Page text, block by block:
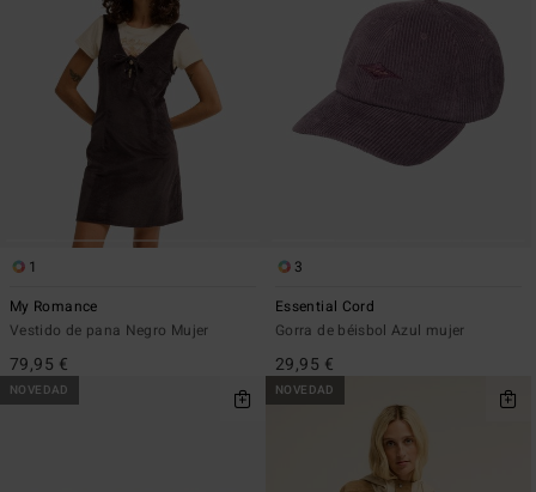
1
My Romance
Vestido de pana Negro Mujer
79,95 €
3
Essential Cord
Gorra de béisbol Azul mujer
29,95 €
NOVEDAD NOVEDAD